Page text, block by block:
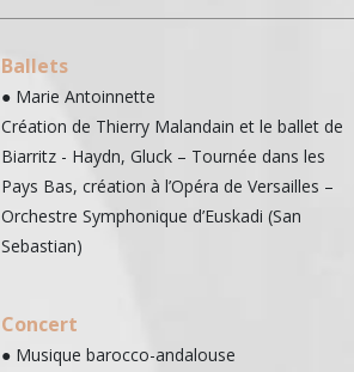
Ballets
● Marie Antoinnette
Création de Thierry Malandain et le ballet de
Biarritz - Haydn, Gluck – Tournée dans les
Pays Bas, création à l’Opéra de Versailles –
Orchestre Symphonique d’Euskadi (San
Sebastian)
Concert
● Musique barocco-andalouse